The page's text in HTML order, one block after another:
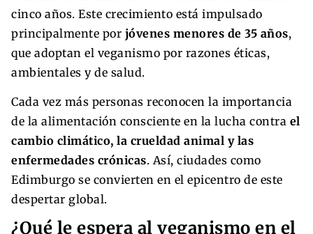
cinco años. Este crecimiento está impulsado
principalmente por jóvenes menores de 35 años,
que adoptan el veganismo por razones éticas,
ambientales y de salud.
Cada vez más personas reconocen la importancia
de la alimentación consciente en la lucha contra el
cambio climático, la crueldad animal y las
enfermedades crónicas. Así, ciudades como
Edimburgo se convierten en el epicentro de este
despertar global.
¿Qué le espera al veganismo en el